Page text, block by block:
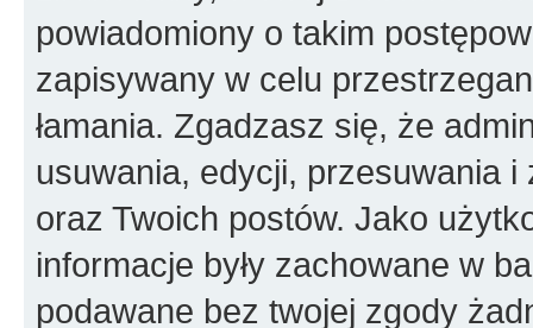
powiadomiony o takim
zapisywany w celu
łamania. Zgadzasz się, że
usuwania, edycji, przesuwania
oraz Twoich postów. Jako
informacje były zachowane w
podawane bez twojej zgody